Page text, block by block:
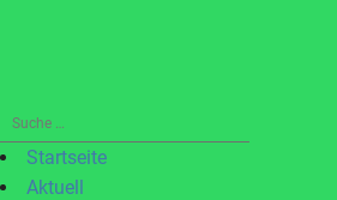
Suche
nach:Startseite
Aktuell